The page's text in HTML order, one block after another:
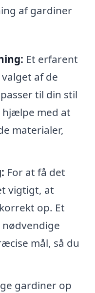
af gardiner
Et erfarent
af de
til din stil
hjælpe med at
materialer,
For at få det
vigtigt, at
op. Et
mål, så du
gardiner op